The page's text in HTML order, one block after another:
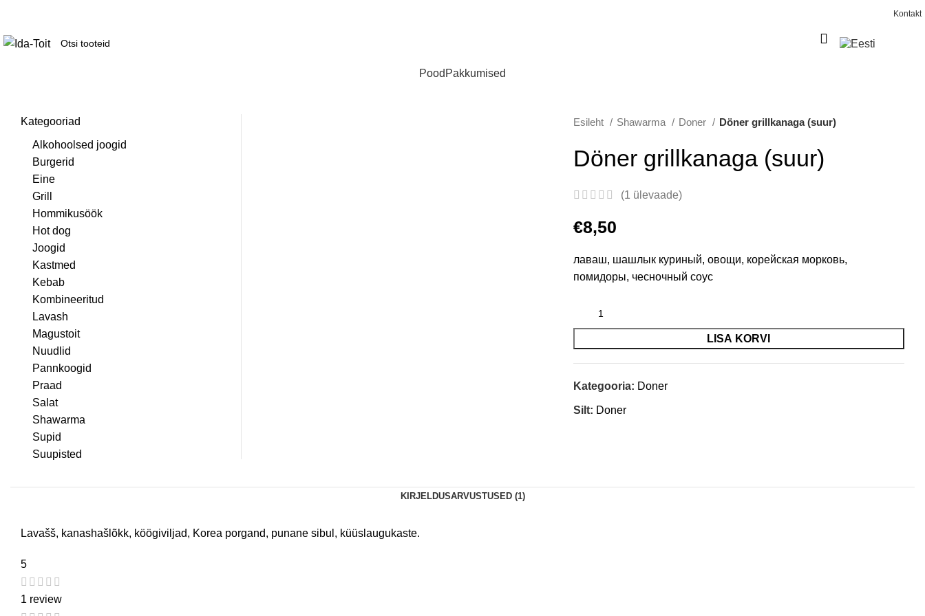
Kontakt
Pood Pakkumised
Esileht Shawarma Doner Döner grillkanaga (suur)
Döner grillkanaga (suur)
(1 ülevaade)
€8,50
лаваш, шашлык куриный, овощи, корейская морковь,
помидоры, чесночный соус
LISA KORVI
Kategooria: Doner
Silt: Doner
Kategooriad
Alkohoolsed joogid
Burgerid
Eine
Grill
Hommikusöök
Hot dog
Joogid
Kastmed
Kebab
Kombineeritud
Lavash
Magustoit
Nuudlid
Pannkoogid
Praad
Salat
Shawarma
Supid
Suupisted
KIRJELDUSARVUSTUSED (1)
Lavašš, kanashašlõkk, köögiviljad, Korea porgand, punane sibul, küüslaugukaste.
5
1 review